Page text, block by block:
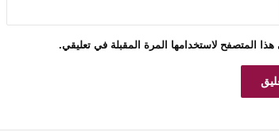
المتصفح لاستخدامها المرة المقبلة في تعليقي.